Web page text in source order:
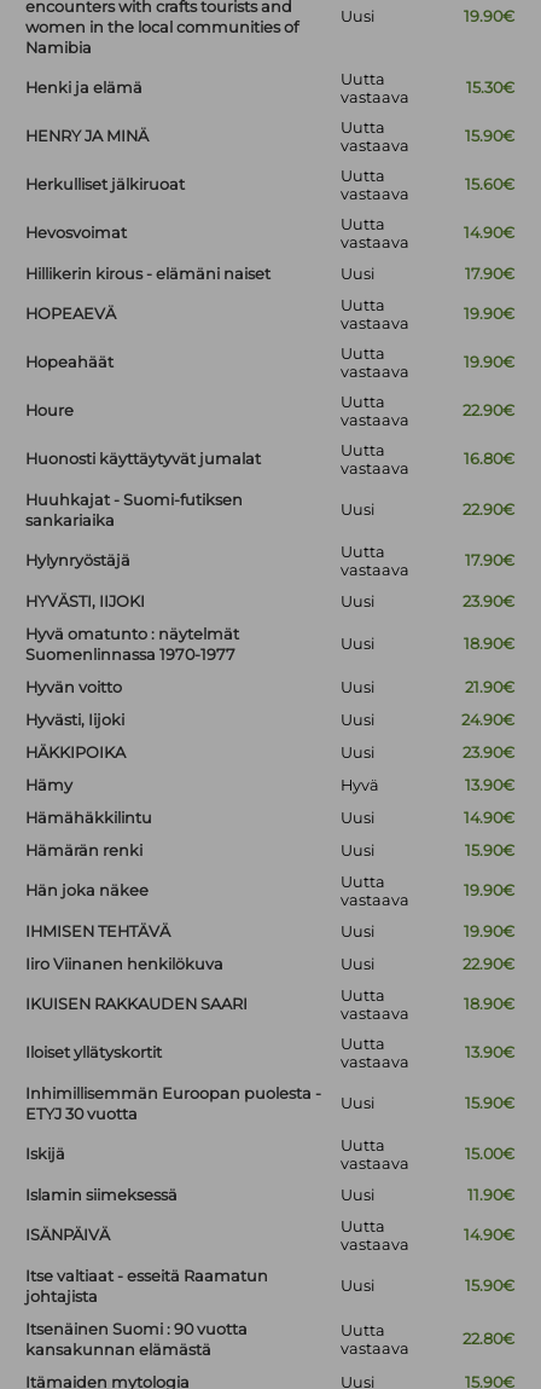
encounters with crafts tourists and
women in the local communities of
Namibia
Uusi 19.90€
Henki ja elämä
Uutta
vastaava
15.30€
HENRY JA MINÄ
Uutta
vastaava
15.90€
Herkulliset jälkiruoat
Uutta
vastaava
15.60€
Hevosvoimat
Uutta
vastaava
14.90€
Hillikerin kirous - elämäni naiset Uusi 17.90€
HOPEAEVÄ
Uutta
vastaava
19.90€
Hopeahäät
Uutta
vastaava
19.90€
Houre
Uutta
vastaava
22.90€
Huonosti käyttäytyvät jumalat
Uutta
vastaava
16.80€
Huuhkajat - Suomi-futiksen
sankariaika
Uusi 22.90€
Hylynryöstäjä
Uutta
vastaava
17.90€
HYVÄSTI, IIJOKI Uusi
23.90€
Hyvä omatunto : näytelmät
Suomenlinnassa 1970-1977
Uusi 18.90€
Hyvän voitto Uusi
21.90€
Hyvästi, Iijoki
Uusi
24.90€
HÄKKIPOIKA
Uusi
23.90€
Hämy
Hyvä
13.90€
Hämähäkkilintu
Uusi
14.90€
Hämärän renki
Uusi 15.90€
Hän joka näkee
Uutta
vastaava
19.90€
IHMISEN TEHTÄVÄ Uusi
19.90€
Iiro Viinanen henkilökuva
Uusi 22.90€
IKUISEN RAKKAUDEN SAARI
Uutta
vastaava
18.90€
Iloiset yllätyskortit
Uutta
vastaava
13.90€
Inhimillisemmän Euroopan puolesta -
ETYJ 30 vuotta
Uusi 15.90€
Iskijä
Uutta
vastaava
15.00€
Islamin siimeksessä Uusi 11.90€
ISÄNPÄIVÄ
Uutta
vastaava
14.90€
Itse valtiaat - esseitä Raamatun
johtajista
Uusi 15.90€
Itsenäinen Suomi : 90 vuotta
kansakunnan elämästä
Uutta
vastaava
22.80€
Itämaiden mytologia Uusi
15.90€